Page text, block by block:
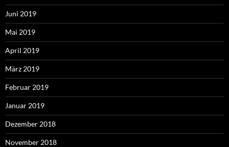
Juni 2019
Mai 2019
April 2019
März 2019
Februar 2019
Januar 2019
Dezember 2018
November 2018